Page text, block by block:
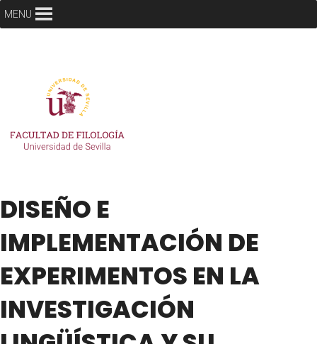
MENU
DISEÑO E
IMPLEMENTACIÓN DE
EXPERIMENTOS EN LA
INVESTIGACIÓN